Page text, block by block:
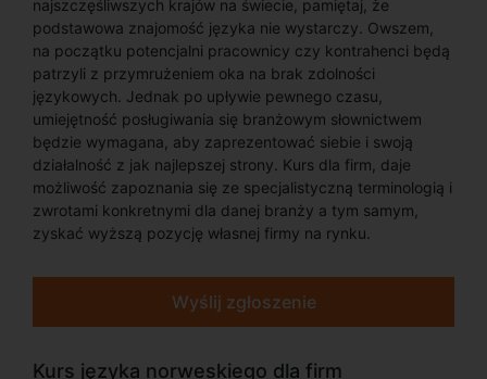
najszczęśliwszych krajów na świecie, pamiętaj, że
podstawowa znajomość języka nie wystarczy. Owszem,
na początku potencjalni pracownicy czy kontrahenci będą
patrzyli z przymrużeniem oka na brak zdolności
językowych. Jednak po upływie pewnego czasu,
umiejętność posługiwania się branżowym słownictwem
będzie wymagana, aby zaprezentować siebie i swoją
działalność z jak najlepszej strony. Kurs dla firm, daje
możliwość zapoznania się ze specjalistyczną terminologią i
zwrotami konkretnymi dla danej branży a tym samym,
zyskać wyższą pozycję własnej firmy na rynku.
Wyślij zgłoszenie
Kurs języka norweskiego dla firm